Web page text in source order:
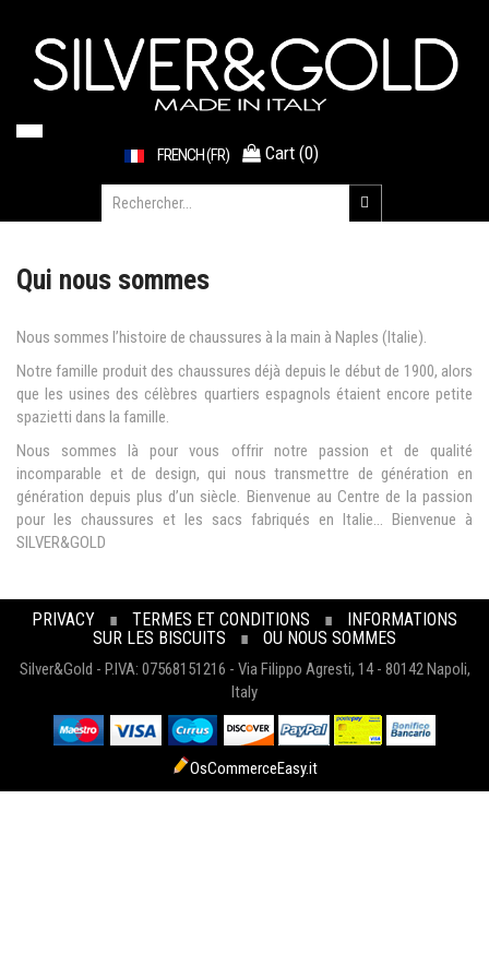
FRENCH (FR) Cart (0)
Qui nous sommes
Nous sommes l’histoire de chaussures à la main à Naples (Italie).
Notre famille produit des chaussures déjà depuis le début de 1900, alors
que les usines des célèbres quartiers espagnols étaient encore petite
spazietti dans la famille.
Nous sommes là pour vous offrir notre passion et de qualité
incomparable et de design, qui nous transmettre de génération en
génération depuis plus d’un siècle. Bienvenue au Centre de la passion
pour les chaussures et les sacs fabriqués en Italie... Bienvenue à
SILVER&GOLD
PRIVACY ∎ TERMES ET CONDITIONS ∎ INFORMATIONS
SUR LES BISCUITS ∎ OU NOUS SOMMES
Silver&Gold - P.IVA: 07568151216 - Via Filippo Agresti, 14 - 80142 Napoli,
Italy
OsCommerceEasy.it